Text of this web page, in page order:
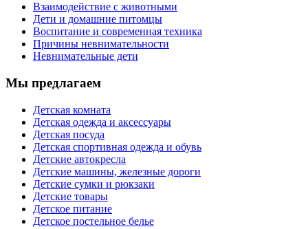
Взаимодействие с животными
Дети и домашние питомцы
Воспитание и современная техника
Причины невнимательности
Невнимательные дети
Мы предлагаем
Детская комната
Детская одежда и аксессуары
Детская посуда
Детская спортивная одежда и обувь
Детские автокресла
Детские машины, железные дороги
Детские сумки и рюкзаки
Детские товары
Детское питание
Детское постельное белье